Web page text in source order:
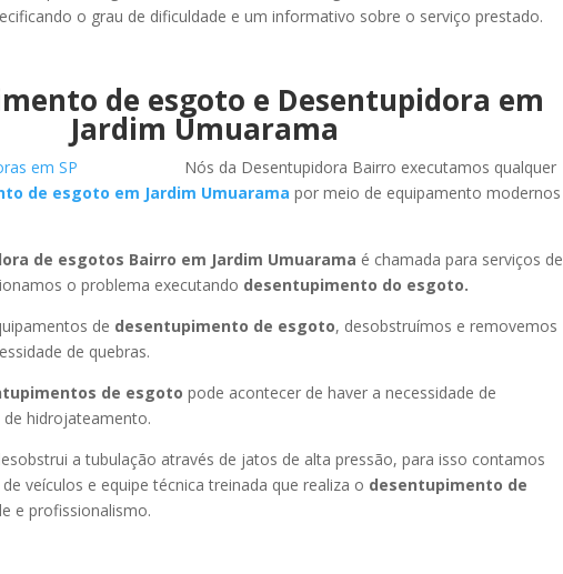
o grau de dificuldade e um informativo sobre o serviço prestado.
de esgoto e Desentupidora em
Jardim Umuarama
Nós da Desentupidora Bairro executamos qualquer
de esgoto em Jardim Umuarama por meio de equipamento modernos
de esgotos Bairro em Jardim Umuarama é chamada para serviços de
o problema executando desentupimento do esgoto.
de desentupimento de esgoto, desobstruímos e removemos
de quebras.
de esgoto pode acontecer de haver a necessidade de
hidrojateamento.
a tubulação através de jatos de alta pressão, para isso contamos
veículos e equipe técnica treinada que realiza o desentupimento de
e profissionalismo.